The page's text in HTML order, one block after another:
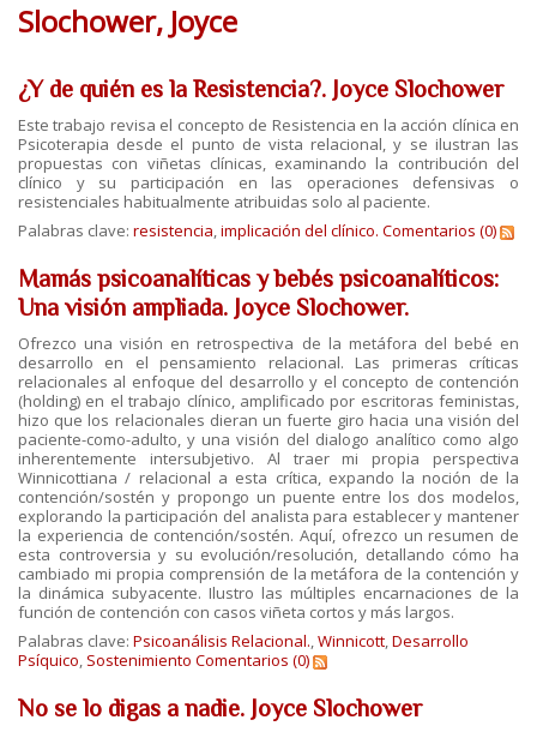
Slochower, Joyce
¿Y de quién es la Resistencia?. Joyce Slochower
Este trabajo revisa el concepto de Resistencia en la acción clínica en
Psicoterapia desde el punto de vista relacional, y se ilustran las
propuestas con viñetas clínicas, examinando la contribución del
clínico y su participación en las operaciones defensivas o
resistenciales habitualmente atribuidas solo al paciente.
Palabras clave: resistencia,implicación del clínico. Comentarios (0)
Mamás psicoanalíticas y bebés psicoanalíticos:
Una visión ampliada. Joyce Slochower.
Ofrezco una visión en retrospectiva de la metáfora del bebé en
desarrollo en el pensamiento relacional. Las primeras críticas
relacionales al enfoque del desarrollo y el concepto de contención
(holding) en el trabajo clínico, amplificado por escritoras feministas,
hizo que los relacionales dieran un fuerte giro hacia una visión del
paciente-como-adulto, y una visión del dialogo analítico como algo
inherentemente intersubjetivo. Al traer mi propia perspectiva
Winnicottiana / relacional a esta crítica, expando la noción de la
contención/sostén y propongo un puente entre los dos modelos,
explorando la participación del analista para establecer y mantener
la experiencia de contención/sostén. Aquí, ofrezco un resumen de
esta controversia y su evolución/resolución, detallando cómo ha
cambiado mi propia comprensión de la metáfora de la contención y
la dinámica subyacente. Ilustro las múltiples encarnaciones de la
función de contención con casos viñeta cortos y más largos.
Palabras clave: Psicoanálisis Relacional.,Winnicott,Desarrollo
Psíquico, Sostenimiento Comentarios (0)
No se lo digas a nadie. Joyce Slochower